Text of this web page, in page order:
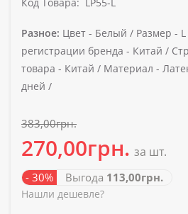
Разное: Цвет - Белый / Размер -
регистрации бренда - Китай /
товара - Китай / Материал -
дней /
383,00грн.
270,00грн. за шт.
- 30% Выгода 113,00грн.
Нашли дешевле?